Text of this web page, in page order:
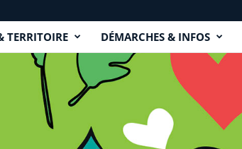
TERRITOIRE DÉMARCHES & INFOS